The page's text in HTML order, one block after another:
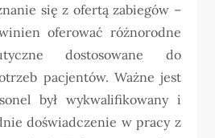
się z ofertą zabiegów –
oferować różnorodne
dostosowane do
pacjentów. Ważne jest
był wykwalifikowany i
doświadczenie w pracy z